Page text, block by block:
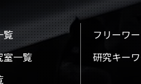
覧
室一覧
フリーワ
研究キー